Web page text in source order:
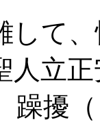
して
人立
躁擾